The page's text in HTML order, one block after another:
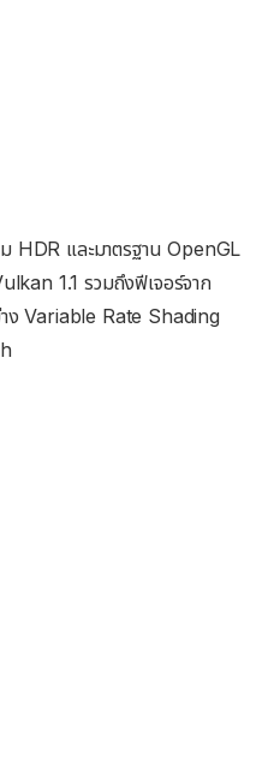
HDR และมาตรฐาน OpenGL
1.1 รวมถึงฟีเจอร์จาก
Variable Rate Shading